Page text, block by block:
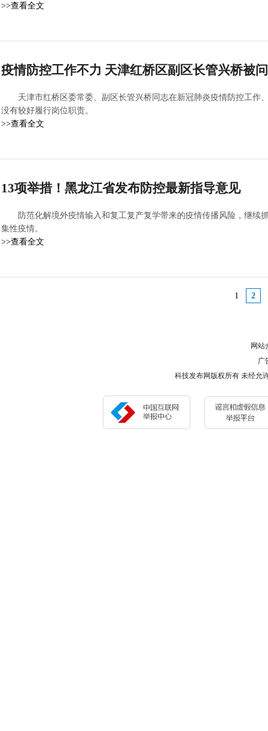
>>查看全文
疫情防控工作不力 天津红桥区副区长管兴桥被
天津市红桥区委常委、副区长管兴桥同志在新冠肺炎疫情防控工作
没有较好履行岗位职责。
>>查看全文
13项举措！黑龙江省发布防控最新指导意见
防范化解境外疫情输入和复工复产复学带来的疫情传播风险，继续
集性疫情。
>>查看全文
1 2
网站
广
科技发布网版权所有 未经允